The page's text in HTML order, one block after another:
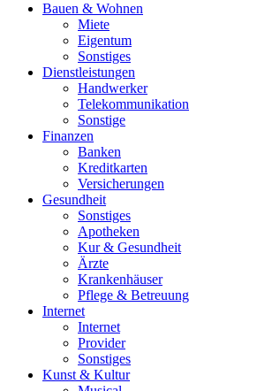
Bauen & Wohnen
Miete
Eigentum
Sonstiges
Dienstleistungen
Handwerker
Telekommunikation
Sonstige
Finanzen
Banken
Kreditkarten
Versicherungen
Gesundheit
Sonstiges
Apotheken
Kur & Gesundheit
Ärzte
Krankenhäuser
Pflege & Betreuung
Internet
Internet
Provider
Sonstiges
Kunst & Kultur